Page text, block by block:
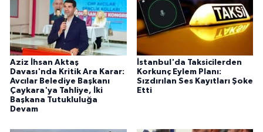
Aziz İhsan Aktaş
Davası'nda Kritik Ara Karar:
Avcılar Belediye Başkanı
Çaykara'ya Tahliye, İki
Başkana Tutukluluğa
Devam
İstanbul'da Taksicilerden
Korkunç Eylem Planı:
Sızdırılan Ses Kayıtları Şoke
Etti